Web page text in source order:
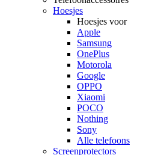
Hoesjes
Hoesjes voor
Apple
Samsung
OnePlus
Motorola
Google
OPPO
Xiaomi
POCO
Nothing
Sony
Alle telefoons
Screenprotectors